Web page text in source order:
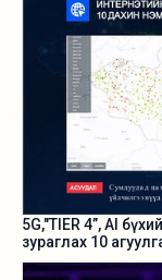
5G,"TIER 4”, AI
зураглах 10